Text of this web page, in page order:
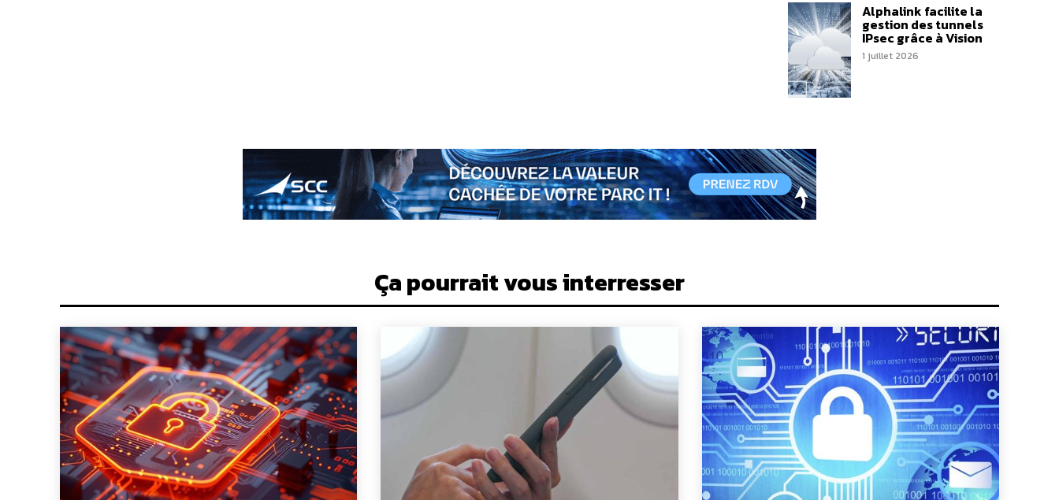
Alphalink facilite la
gestion des tunnels
IPsec grâce à Vision
1 juillet 2026
Ça pourrait vous interresser